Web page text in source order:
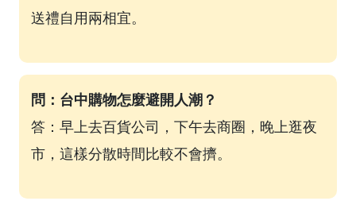
送禮自用兩相宜。
問：台中購物怎麼避開人潮？
答：早上去百貨公司，下午去商圈，晚上逛夜
市，這樣分散時間比較不會擠。